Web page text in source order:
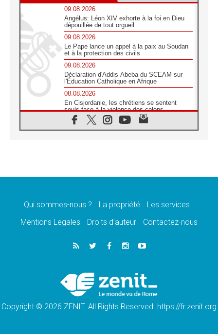
09.08.2026
Angélus: Léon XIV exhorte à la foi en Dieu
dépouillée de tout orgueil
09.08.2026
Le Pape lance un appel à la paix au Soudan
et à la protection des civils
09.08.2026
Déclaration d'Addis-Abeba du SCEAM sur
l'Éducation Catholique en Afrique
08.08.2026
En Cisjordanie, les chrétiens se sentent
seuls face à la violence des colons
08.08.2026
Léon XIV au sanctuaire de Notre Dame du
08.08.2026
08.08.2026
catholiques
Au Bangladesh, l'Église accompagne les
Dalits sur le chemin de la dignité
Philippines: le vicariat apostolique de
Calapan devient un diocèse
Qui sommes-nous ? La propriété
Les services
Mentions Legales
Droits d’auteur Contactez-nous
Copyright © 2026 ZENIT. All Rights Reserved. https://fr.zenit.org